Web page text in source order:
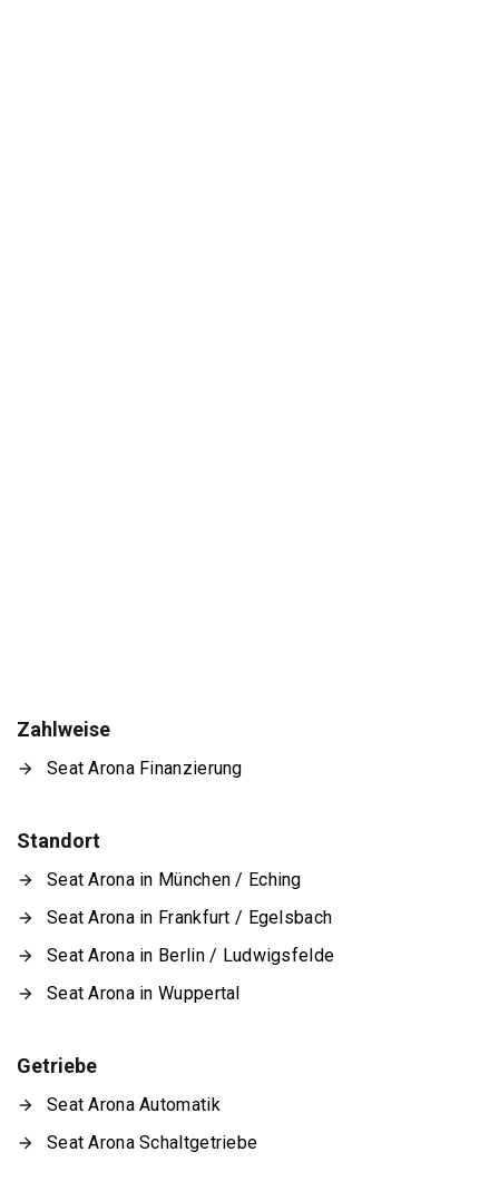
Zahlweise
Seat Arona Finanzierung
Standort
Seat Arona in München / Eching
Seat Arona in Frankfurt / Egelsbach
Seat Arona in Berlin / Ludwigsfelde
Seat Arona in Wuppertal
Getriebe
Seat Arona Automatik
Seat Arona Schaltgetriebe